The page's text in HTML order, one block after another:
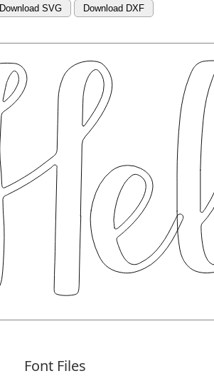
Download SVG Download DXF
Font Files